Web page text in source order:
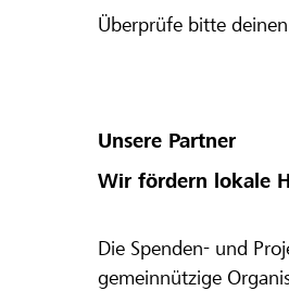
Überprüfe bitte
Unsere Partner
Wir fördern lokale
Die Spenden- und
gemeinnützige